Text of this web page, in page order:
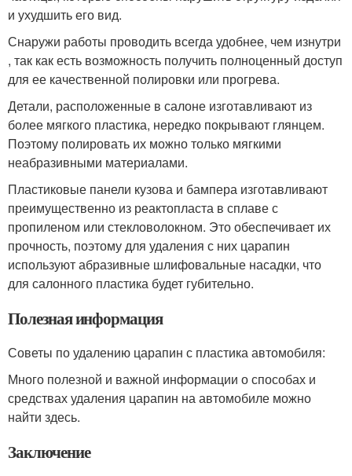
и ухудшить его вид.
Снаружи работы проводить всегда удобнее, чем изнутри
, так как есть возможность получить полноценный доступ
для ее качественной полировки или прогрева.
Детали, расположенные в салоне изготавливают из
более мягкого пластика, нередко покрывают глянцем.
Поэтому полировать их можно только мягкими
неабразивными материалами.
Пластиковые панели кузова и бампера изготавливают
преимущественно из реактопласта в сплаве с
пропиленом или стекловолокном. Это обеспечивает их
прочность, поэтому для удаления с них царапин
используют абразивные шлифовальные насадки, что
для салонного пластика будет губительно.
Полезная информация
Советы по удалению царапин с пластика автомобиля:
Много полезной и важной информации о способах и
средствах удаления царапин на автомобиле можно
найти здесь.
Заключение